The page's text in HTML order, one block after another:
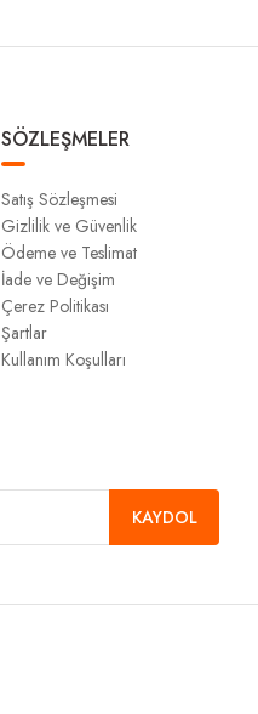
SÖZLEŞMELER
Satış Sözleşmesi
Gizlilik ve Güvenlik
Ödeme ve Teslimat
İade ve Değişim
Çerez Politikası
Şartlar
Kullanım Koşulları
KAYDOL